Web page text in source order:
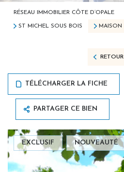
RÉSEAU IMMOBILIER CÔTE D’OPALE
ST MICHEL SOUS BOIS MAISON
RETOUR
TÉLÉCHARGER LA FICHE
PARTAGER CE BIEN
EXCLUSIF NOUVEAUTÉ